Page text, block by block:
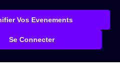
Vos Evenements
Se Connecter